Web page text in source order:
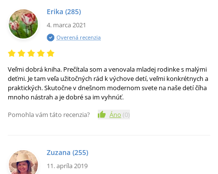
Erika (285)
4. marca 2021
Overená recenzia
Veľmi dobrá kniha. Prečítala som a venovala mladej rodinke s malými
deťmi. Je tam veľa užitočných rád k výchove detí, veľmi konkrétnych a
praktických. Skutočne v dnešnom modernom svete na naše detí číha
mnoho nástrah a je dobré sa im vyhnúť.
Pomohla vám táto recenzia?
Áno (0)
Zuzana (255)
11. apríla 2019